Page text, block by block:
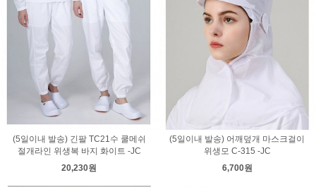
(5일이내 발송) 긴팔 TC21수 쿨메쉬
절개라인 위생복 바지 화이트 -JC
20,230원
(5일이내 발송) 어깨덮개 마스크걸이
위생모 C-315 -JC
6,700원